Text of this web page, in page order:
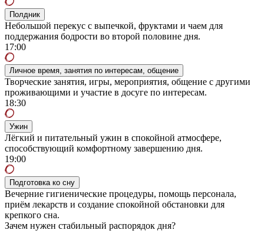
Полдник
Небольшой перекус с выпечкой, фруктами и чаем для
поддержания бодрости во второй половине дня.
17:00
Личное время, занятия по интересам, общение
Творческие занятия, игры, мероприятия, общение с другими
проживающими и участие в досуге по интересам.
18:30
Ужин
Лёгкий и питательный ужин в спокойной атмосфере,
способствующий комфортному завершению дня.
19:00
Подготовка ко сну
Вечерние гигиенические процедуры, помощь персонала,
приём лекарств и создание спокойной обстановки для
крепкого сна.
Зачем нужен стабильный распорядок дня?